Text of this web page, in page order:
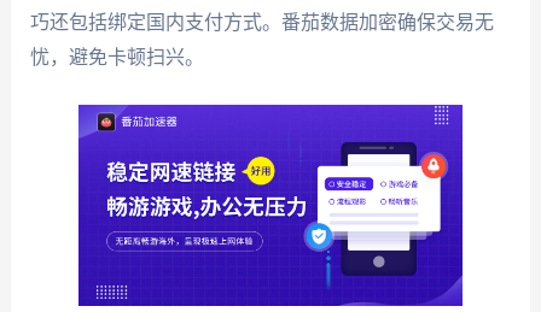
巧还包括绑定国内支付方式。番茄数据加密确保交易无
忧，避免卡顿扫兴。